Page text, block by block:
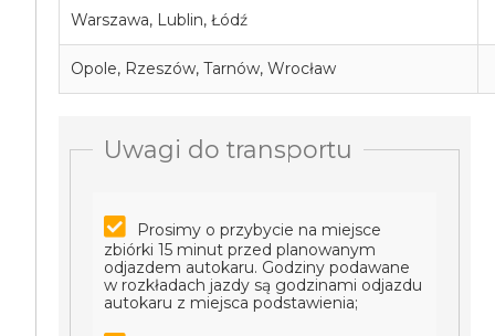
Warszawa, Lublin, Łódź
Opole, Rzeszów, Tarnów, Wrocław
Uwagi do transportu
Prosimy o przybycie na miejsce
zbiórki 15 minut przed planowanym
odjazdem autokaru. Godziny podawane
w rozkładach jazdy są godzinami odjazdu
autokaru z miejsca podstawienia;